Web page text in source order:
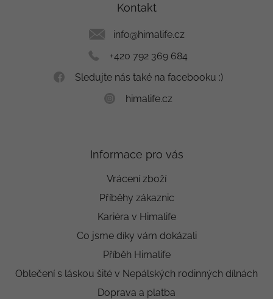
Kontakt
info@himalife.cz
+420 792 369 684
Sledujte nás také na facebooku :)
himalife.cz
Informace pro vás
Vrácení zboží
Příběhy zákaznic
Kariéra v Himalife
Co jsme díky vám dokázali
Příběh Himalife
Oblečení s láskou šité v Nepálských rodinných dílnách
Doprava a platba